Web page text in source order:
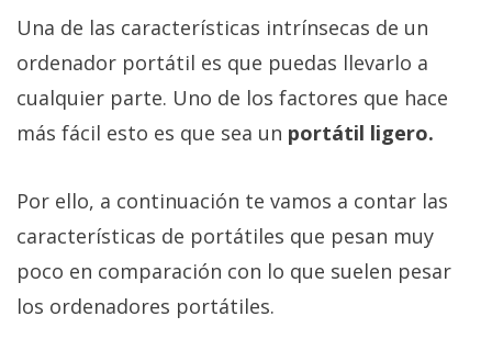
Una de las características intrínsecas de un
ordenador portátil es que puedas llevarlo a
cualquier parte. Uno de los factores que hace
más fácil esto es que sea un portátil ligero.
Por ello, a continuación te vamos a contar las
características de portátiles que pesan muy
poco en comparación con lo que suelen pesar
los ordenadores portátiles.